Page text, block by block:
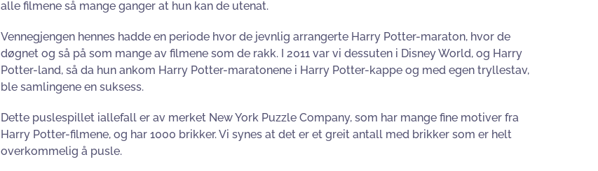
alle filmene så mange ganger at hun kan de utenat.
Vennegjengen hennes hadde en periode hvor de jevnlig arrangerte Harry Potter-maraton, hvor de
døgnet og så på som mange av filmene som de rakk. I 2011 var vi dessuten i Disney World, og Harry
Potter-land, så da hun ankom Harry Potter-maratonene i Harry Potter-kappe og med egen tryllestav,
ble samlingene en suksess.
Dette puslespillet iallefall er av merket New York Puzzle Company, som har mange fine motiver fra
Harry Potter-filmene, og har 1000 brikker. Vi synes at det er et greit antall med brikker som er helt
overkommelig å pusle.